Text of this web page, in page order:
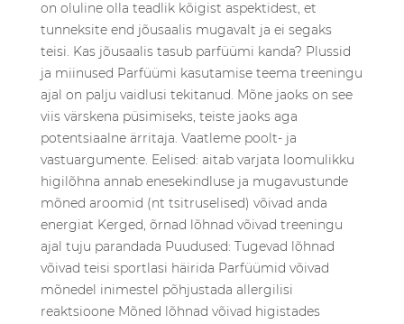
on oluline olla teadlik kõigist aspektidest, et
tunneksite end jõusaalis mugavalt ja ei segaks
teisi. Kas jõusaalis tasub parfüümi kanda? Plussid
ja miinused Parfüümi kasutamise teema treeningu
ajal on palju vaidlusi tekitanud. Mõne jaoks on see
viis värskena püsimiseks, teiste jaoks aga
potentsiaalne ärritaja. Vaatleme poolt- ja
vastuargumente. Eelised: aitab varjata loomulikku
higilõhna annab enesekindluse ja mugavustunde
mõned aroomid (nt tsitruselised) võivad anda
energiat Kerged, õrnad lõhnad võivad treeningu
ajal tuju parandada Puudused: Tugevad lõhnad
võivad teisi sportlasi häirida Parfüümid võivad
mõnedel inimestel põhjustada allergilisi
reaktsioone Mõned lõhnad võivad higistades